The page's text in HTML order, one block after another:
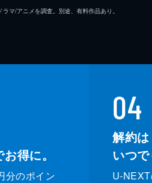
マ/アニメを調査。別途、有料作品あり。
得に。
分のポイン
04
解約は
いつで
U-